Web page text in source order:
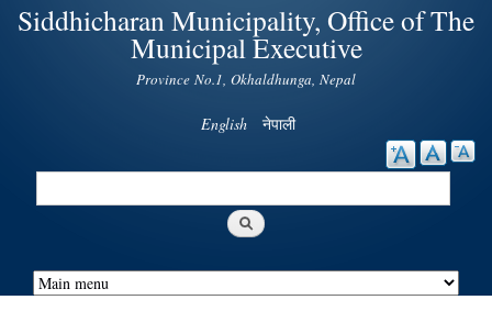
Siddhicharan Municipality, Office of The
Municipal Executive
Province No.1, Okhaldhunga, Nepal
English नेपाली
Search